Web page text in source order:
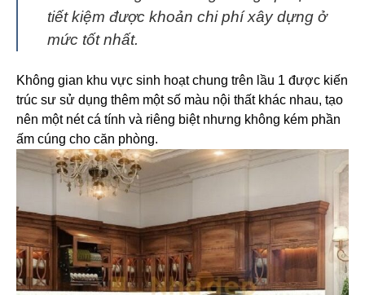
tiết kiệm được khoản chi phí xây dựng ở
mức tốt nhất.
Không gian khu vực sinh hoạt chung trên lầu 1 được kiến
trúc sư sử dụng thêm một số màu nội thất khác nhau, tạo
nên một nét cá tính và riêng biệt nhưng không kém phần
ấm cúng cho căn phòng.